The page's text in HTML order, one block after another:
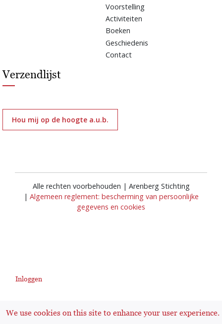
Voorstelling
Activiteiten
Boeken
Geschiedenis
Contact
Verzendlijst
Hou mij op de hoogte a.u.b.
Alle rechten voorbehouden | Arenberg Stichting
| Algemeen reglement: bescherming van persoonlijke
gegevens en cookies
User
account
Inloggen
We use cookies on this site to enhance your user experience.